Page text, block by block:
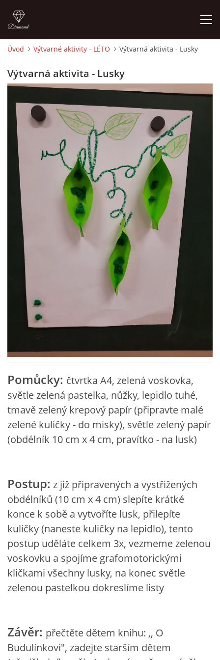
O MĚ
FOTOALBUM
DĚJINY VÝTVARNÉHO UMĚNÍ
NOVINKY ZE ŠKOLSTVÍ 2025
ROČNÍ PLÁN - INSPIRACE /DLE NOVÉHO RVP PV 2025
VZDĚLÁVACÍ BLOK ZÁŘÍ
VZDĚLÁVACÍ BLOK ŘÍJEN
VZDĚLÁVACÍ BLOK LISTOPAD
VZDĚLÁVACÍ BLOK PROSINEC
VZDĚLÁVACÍ BLOK LEDEN
VZDĚLÁVACÍ BLOK ÚNOR
VZDĚLÁVACÍ BLOK BŘEZEN
VÝTVARNÉ TECHNIKY
VÝTVARNÉ POMŮCKY
VÝTVARNÉ AKTIVITY - JARO
VÝTVARNÉ AKTIVITY - LÉTO
VÝTVARNÉ AKTIVITY - ZIMA
Úvod Výtvarné aktivity - LÉTO Výtvarná aktivita - Lusky
Výtvarná aktivita - Lusky
Pomůcky: čtvrtka A4, zelená voskovka,
světle zelená pastelka, nůžky, lepidlo tuhé,
tmavě zelený krepový papír (připravte malé
zelené kuličky - do misky), světle zelený papír
(obdélník 10 cm x 4 cm, pravítko - na lusk)
Postup: z již připravených a vystřižených
obdélníků (10 cm x 4 cm) slepíte krátké
konce k sobě a vytvoříte lusk, přilepíte
kuličky (naneste kuličky na lepidlo), tento
postup uděláte celkem 3x, vezmeme zelenou
voskovku a spojíme grafomotorickými
kličkami všechny lusky, na konec světle
zelenou pastelkou dokreslíme listy
Závěr: přečtěte dětem knihu: ,, O
Budulínkovi", zadejte starším dětem